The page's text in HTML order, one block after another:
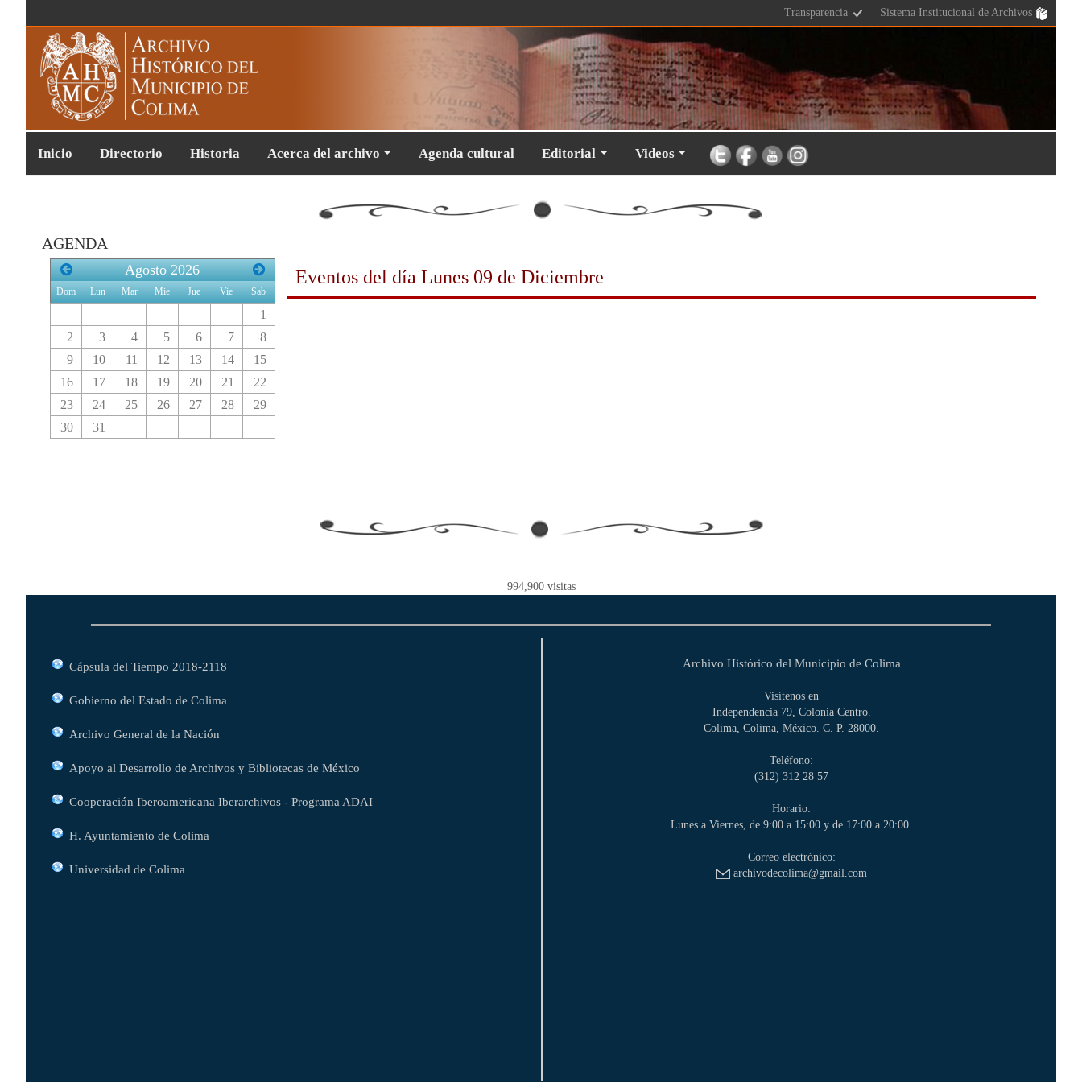
Sistema Institucional de Archivos
Transparencia
Inicio Directorio Historia Acerca del archivo Agenda cultural Editorial Videos
AGENDA
Agosto2026
Dom Lun Mar Mie Jue Vie Sab
1
2
3 4 5 6 7
8
9
10 11 12 13 14
15
16
17 18 19 20 21
22
23
24 25 26 27 28
29
30
31
Eventos del día Lunes 09 de Diciembre
994,900visitas
Cápsula del Tiempo 2018-2118
Gobierno del Estado de Colima
Archivo General de la Nación
Apoyo al Desarrollo de Archivos y Bibliotecas de México
Cooperación Iberoamericana Iberarchivos - Programa ADAI
H. Ayuntamiento de Colima
Universidad de Colima
Archivo Histórico del Municipio de Colima
Visítenos en
Independencia 79, Colonia Centro.
Colima, Colima, México. C. P. 28000.
Teléfono:
(312) 312 28 57
Horario:
Lunes a Viernes, de 9:00 a 15:00 y de 17:00 a 20:00.
Correo electrónico:
archivodecolima@gmail.com